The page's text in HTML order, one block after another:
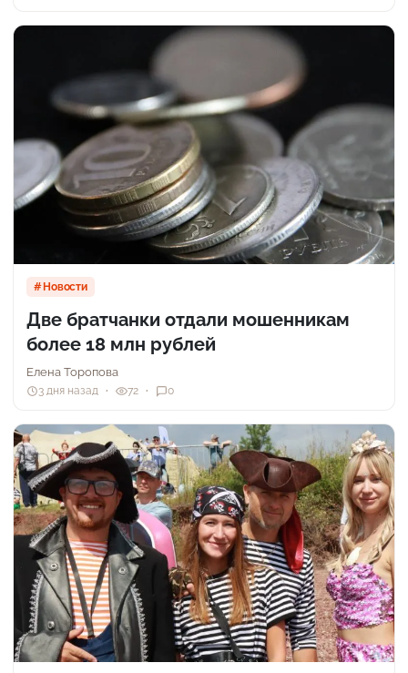
Новости
Две братчанки отдали мошенникам
более 18 млн рублей
Елена Торопова
3 дня назад 72 0